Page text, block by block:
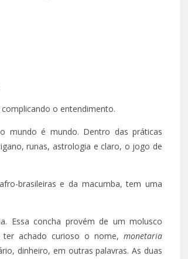
o entendimento.
mundo é mundo. Dentro das práticas
runas, astrologia e claro, o jogo de
brasileiras e da macumba, tem uma
Essa concha provém de um molusco
ter achado curioso o nome,monetaria
dinheiro, em outras palavras. As duas